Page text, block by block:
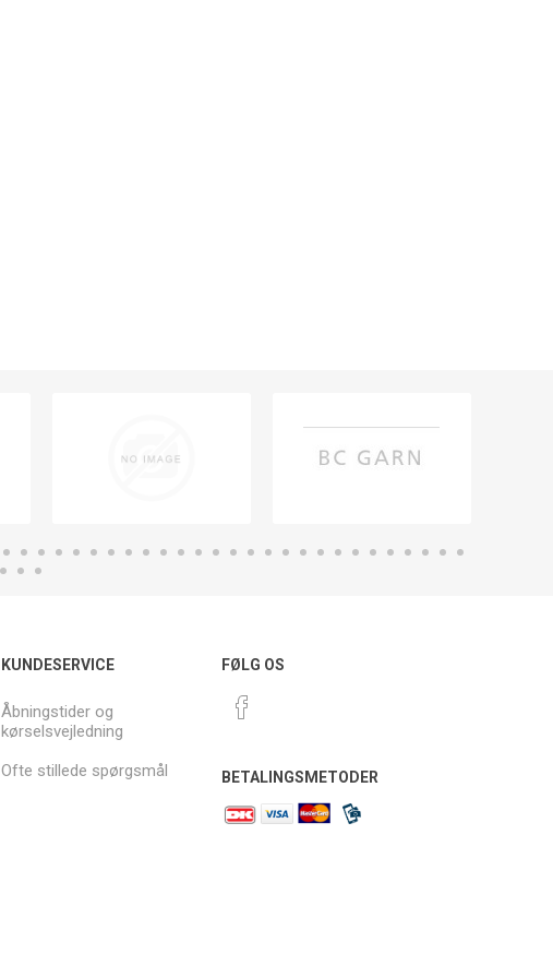
KUNDESERVICE
Åbningstider og
kørselsvejledning
Ofte stillede spørgsmål
FØLG OS
BETALINGSMETODER